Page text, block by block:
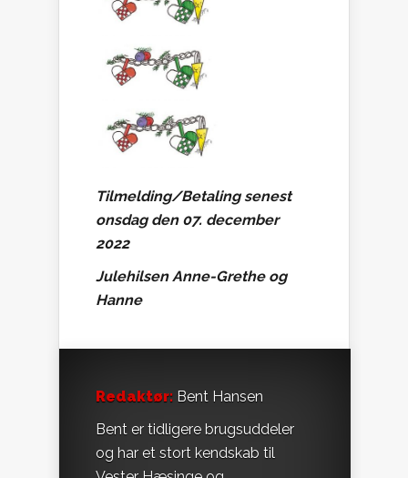
Tilmelding/Betaling senest
onsdag den 07. december
2022
Julehilsen Anne-Grethe og
Hanne
Redaktør: Bent Hansen
Bent er tidligere brugsuddeler
og har et stort kendskab til